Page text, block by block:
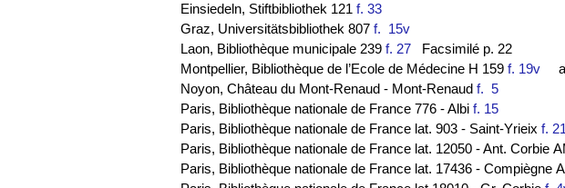
Einsiedeln, Stiftbibliothek 121 f. 33
Graz, Universitätsbibliothek 807 f. 15v
Laon, Bibliothèque municipale 239 f. 27Facsimilé p. 22
Montpellier, Bibliothèque de l’Ecole de Médecine H 159 f. 19v
Noyon, Château du Mont-Renaud - Mont-Renaud f. 5
Paris, Bibliothèque nationale de France 776 - Albi f. 15
Paris, Bibliothèque nationale de France lat. 903 - Saint-Yrieix f. 21
Paris, Bibliothèque nationale de France lat. 12050 - Ant. Corbie
Paris, Bibliothèque nationale de France lat. 17436 - Compiègne